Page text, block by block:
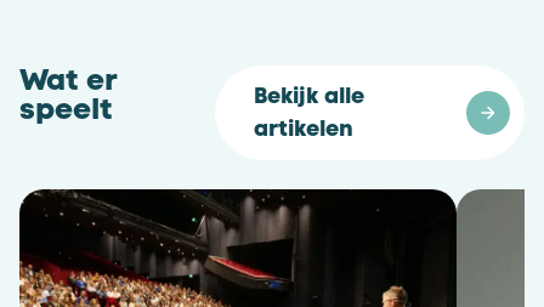
Wat er
speelt
Bekijk alle
artikelen